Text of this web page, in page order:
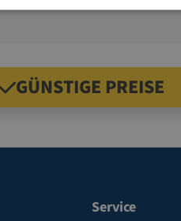
GÜNSTIGE PREISE
Service